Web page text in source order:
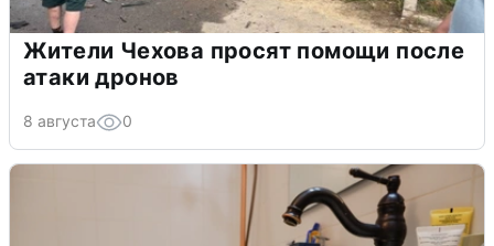
Жители Чехова просят помощи после
атаки дронов
8 августа 0